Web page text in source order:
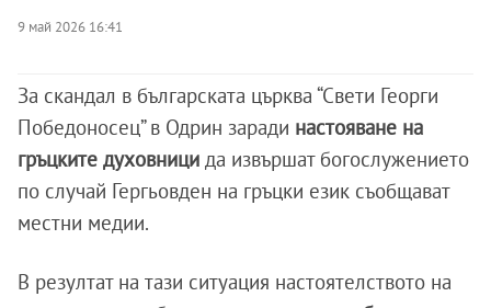
9 май 2026 16:41
За скандал в българската църква “Свети Георги
Победоносец” в Одрин заради настояване на
гръцките духовници да извършат богослужението
по случай Гергьовден на гръцки език съобщават
местни медии.
В резултат на тази ситуация настоятелството на